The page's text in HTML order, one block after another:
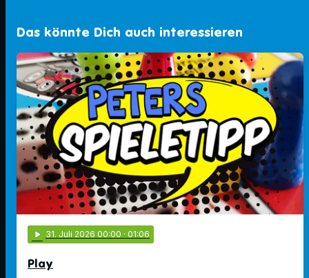
Das könnte Dich auch interessieren
play_arrow 31. Juli 2026 00:00 · 01:06
Play